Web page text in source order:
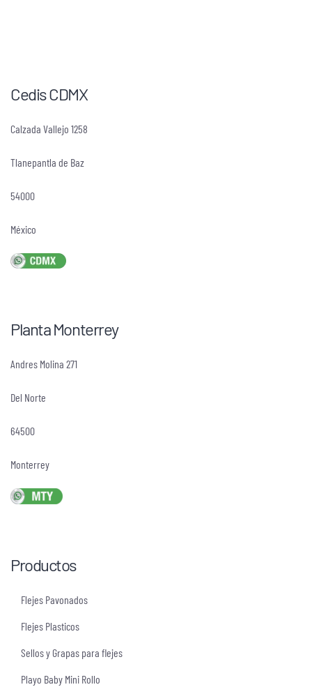
Cedis CDMX
Calzada Vallejo 1258
Tlanepantla de Baz
54000
México
Planta Monterrey
Andres Molina 271
Del Norte
64500
Monterrey
Productos
Flejes Pavonados
Flejes Plasticos
Sellos y Grapas para flejes
Playo Baby Mini Rollo